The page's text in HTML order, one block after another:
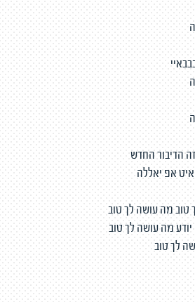
הדיבור החדש
איט אפ יאללה
טוב מה עושה לך טוב
יודע מה עושה לך טוב
לך טוב